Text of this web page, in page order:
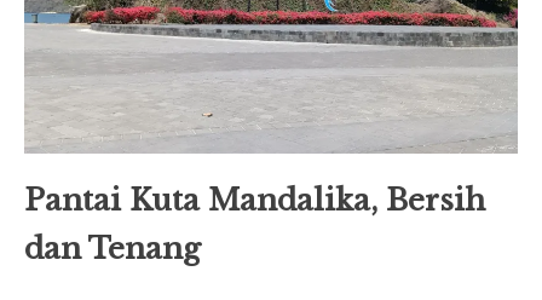
Pantai Kuta Mandalika, Bersih
dan Tenang